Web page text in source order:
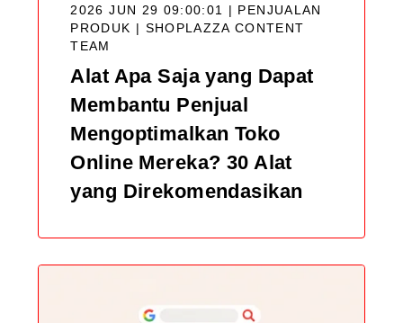
2026 JUN 29 09:00:01 | PENJUALAN
PRODUK | SHOPLAZZA CONTENT
TEAM
Alat Apa Saja yang Dapat
Membantu Penjual
Mengoptimalkan Toko
Online Mereka? 30 Alat
yang Direkomendasikan